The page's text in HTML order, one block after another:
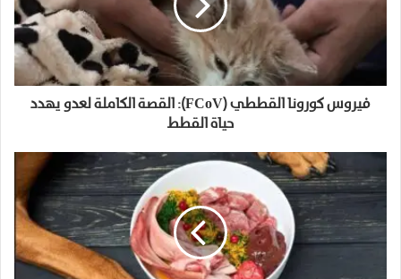
فيروس كورونا القططي (FCoV): القصة الكاملة لعدو يهدد
حياة القطط